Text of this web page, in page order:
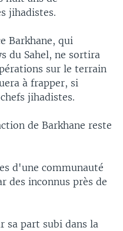
jihadistes.
Barkhane, qui
du Sahel, ne sortira
sur le terrain
à frapper, si
jihadistes.
de Barkhane reste
d'une communauté
des inconnus près de
sa part subi dans la